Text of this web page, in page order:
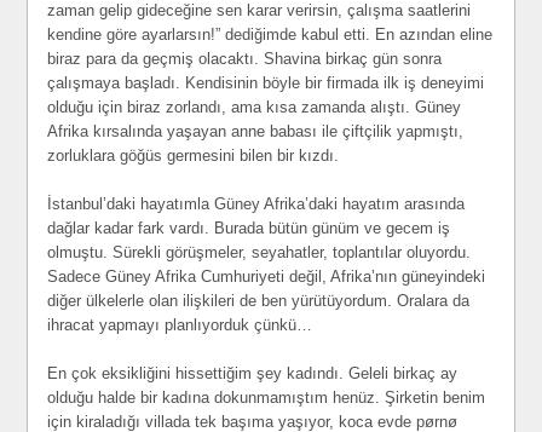
zaman gelip gideceğine sen karar verirsin, çalışma saatlerini
kendine göre ayarlarsın!” dediğimde kabul etti. En azından eline
biraz para da geçmiş olacaktı. Shavina birkaç gün sonra
çalışmaya başladı. Kendisinin böyle bir firmada ilk iş deneyimi
olduğu için biraz zorlandı, ama kısa zamanda alıştı. Güney
Afrika kırsalında yaşayan anne babası ile çiftçilik yapmıştı,
zorluklara göğüs germesini bilen bir kızdı.
İstanbul’daki hayatımla Güney Afrika’daki hayatım arasında
dağlar kadar fark vardı. Burada bütün günüm ve gecem iş
olmuştu. Sürekli görüşmeler, seyahatler, toplantılar oluyordu.
Sadece Güney Afrika Cumhuriyeti değil, Afrika’nın güneyindeki
diğer ülkelerle olan ilişkileri de ben yürütüyordum. Oralara da
ihracat yapmayı planlıyorduk çünkü…
En çok eksikliğini hissettiğim şey kadındı. Geleli birkaç ay
olduğu halde bir kadına dokunmamıştım henüz. Şirketin benim
için kiraladığı villada tek başıma yaşıyor, koca evde pørnø